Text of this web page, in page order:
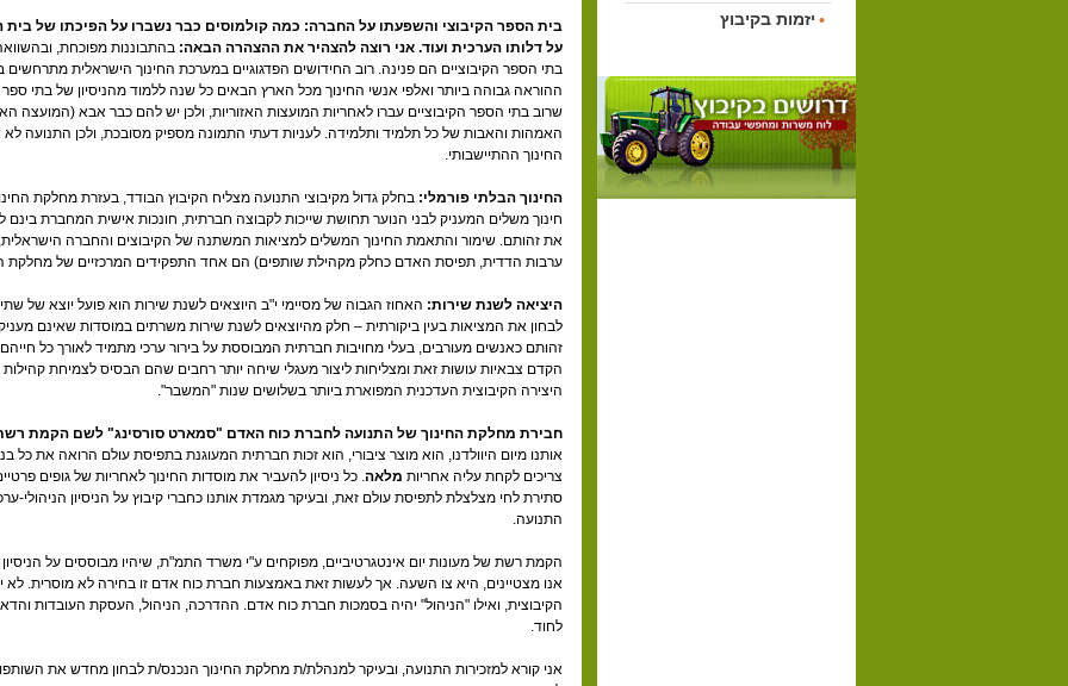
יזמות בקיבוץ
בית הספר הקיבוצי והשפעתו על החברה: כמה קולמוסים כבר נשברו על הפיכתו של בית
על דלותו הערכית ועוד. אני רוצה להצהיר את ההצהרה הבאה: בהתבוננות מפוכחת,
בתי הספר הקיבוציים הם פנינה. רוב החידושים הפדגוגיים במערכת החינוך הישראלית
ההוראה גבוהה ביותר ואלפי אנשי החינוך מכל הארץ הבאים כל שנה ללמוד מהניסיון של בתי ספר
שרוב בתי הספר הקיבוציים עברו לאחריות המועצות האזוריות, ולכן יש להם כבר אבא (המועצה
האמהות והאבות של כל תלמיד ותלמידה. לעניות דעתי התמונה מספיק מסובכת, ולכן התנועה
החינוך ההתיישבותי.
החינוך הבלתי פורמלי: בחלק גדול מקיבוצי התנועה מצליח הקיבוץ הבודד, בעזרת מחלקת
חינוך משלים המעניק לבני הנוער תחושת שייכות לקבוצה חברתית, חונכות אישית המחברת בינם
את זהותם. שימור והתאמת החינוך המשלים למציאות המשתנה של הקיבוצים והחברה הישראלית,
ערבות הדדית, תפיסת האדם כחלק מקהילת שותפים) הם אחד התפקידים המרכזיים של מחלקת
היציאה לשנת שירות: האחוז הגבוה של מסיימי י"ב היוצאים לשנת שירות הוא פועל יוצא של
לבחון את המציאות בעין ביקורתית – חלק מהיוצאים לשנת שירות משרתים במוסדות שאינם
זהותם כאנשים מעורבים, בעלי מחויבות חברתית המבוססת על בירור ערכי מתמיד לאורך כל
הקדם צבאיות עושות זאת ומצליחות ליצור מעגלי שיחה יותר רחבים שהם הבסיס לצמיחת
היצירה הקיבוצית העדכנית המפוארת ביותר בשלושים שנות "המשבר".
חבירת מחלקת החינוך של התנועה לחברת כוח האדם "סמארט סורסינג" לשם הקמת רשת
אותנו מיום היוולדנו, הוא מוצר ציבורי, הוא זכות חברתית המעוגנת בתפיסת עולם הרואה את כל
צריכים לקחת עליה אחריות מלאה. כל ניסיון להעביר את מוסדות החינוך לאחריות של גופים
התנועה.
הקמת רשת של מעונות יום אינטגרטיביים, מפוקחים ע"י משרד התמ"ת, שיהיו מבוססים על
אנו מצטיינים, היא צו השעה. אך לעשות זאת באמצעות חברת כוח אדם זו בחירה לא מוסרית.
הקיבוצית, ואילו "הניהול" יהיה בסמכות חברת כוח אדם. ההדרכה, הניהול, העסקת העובדות
לחוד.
אני קורא למזכירות התנועה, ובעיקר למנהלת/ת מחלקת החינוך הנכנס/ת לבחון מחדש את